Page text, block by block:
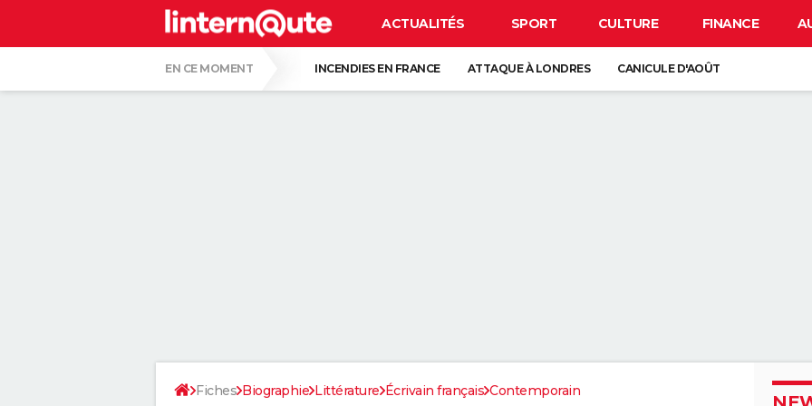
ACTUALITÉS SPORT CULTURE FINANCE
EN CE MOMENT INCENDIES EN FRANCE ATTAQUE À LONDRES CANICULE D'AOÛT
Fiches Biographie Littérature Écrivain français Contemporain